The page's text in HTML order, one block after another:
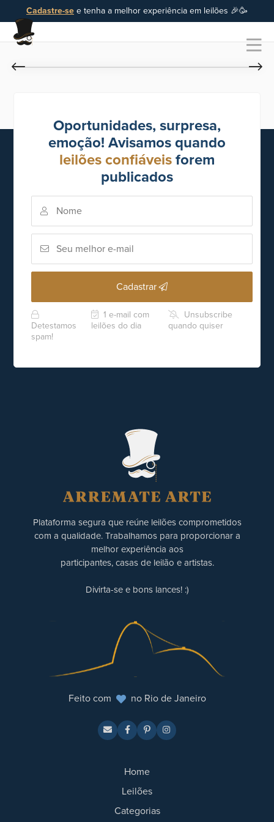
Cadastre-se e tenha a melhor experiência em leilões 🎉🥳
Oportunidades, surpresa,
emoção! Avisamos quando
leilões confiáveis forem
publicados
Cadastrar
Detestamos
spam!
1 e-mail com
leilões do dia
Unsubscribe
quando quiser
Plataforma segura que reúne leilões comprometidos
com a qualidade. Trabalhamos para proporcionar a
melhor experiência aos
participantes, casas de leilão e artistas.
Divirta-se e bons lances! :)
Feito com no Rio de Janeiro
Home
Leilões
Categorias